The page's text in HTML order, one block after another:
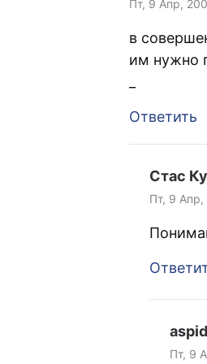
Пт, 9 Апр,
в
им нужно
Ответить
Стас
Пт, 9
Пт, 9